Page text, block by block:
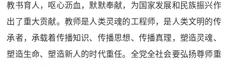
教书育人，呕心沥血，默默奉献，为国家发展和民族振兴作
出了重大贡献。教师是人类灵魂的工程师，是人类文明的传
承者，承载着传播知识、传播思想、传播真理，塑造灵魂、
塑造生命、塑造新人的时代重任。全党全社会要弘扬尊师重